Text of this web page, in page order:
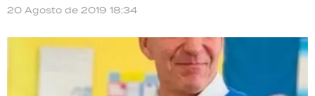
20 Agosto de 2019 18:34
PALABRAS